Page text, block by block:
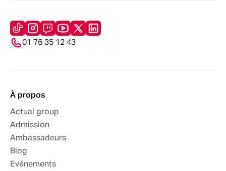
01 76 35 12 43
À propos
Actual group
Admission
Ambassadeurs
Blog
Evénements